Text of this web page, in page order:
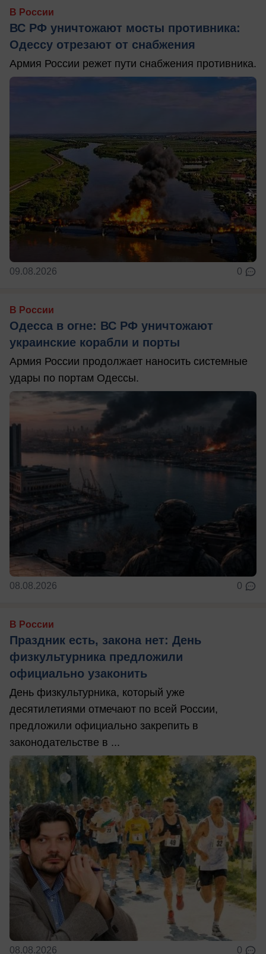
В России
ВС РФ уничтожают мосты противника:
Одессу отрезают от снабжения
Армия России режет пути снабжения противника.
09.08.2026 0
В России
Одесса в огне: ВС РФ уничтожают
украинские корабли и порты
Армия России продолжает наносить системные
удары по портам Одессы.
08.08.2026 0
В России
Праздник есть, закона нет: День
физкультурника предложили
официально узаконить
День физкультурника, который уже
десятилетиями отмечают по всей России,
предложили официально закрепить в
законодательстве в ...
08.08.2026 0